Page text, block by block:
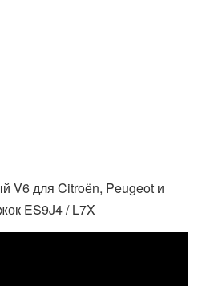
V6 для Citroёn, Peugeot и
ES9J4 / L7X